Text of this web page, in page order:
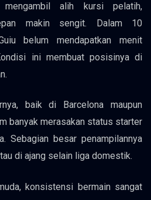
alih kursi pelatih,
makin sengit. Dalam 10
belum mendapatkan menit
ini membuat posisinya di
baik di Barcelona maupun
banyak merasakan status starter
Sebagian besar penampilannya
di ajang selain liga domestik.
konsistensi bermain sangat